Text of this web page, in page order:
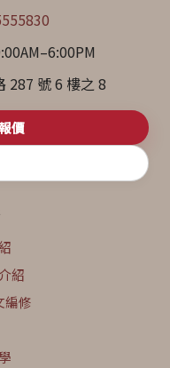
287 號 6 樓之 8
價
紹
編修